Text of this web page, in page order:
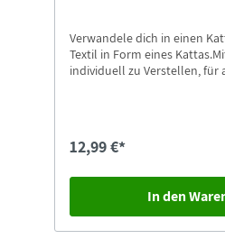
Verwandele dich in einen
Textil in Form eines
individuell zu Verstellen, für
12,99 €*
In den